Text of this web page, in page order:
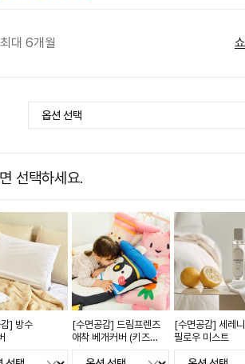
대 6개월
선택하세요.
] 방수
[수면공감] 드림프렌즈
애착 베개커버 (키즈
전용)
[수면공감] 세레
필로우 미스트